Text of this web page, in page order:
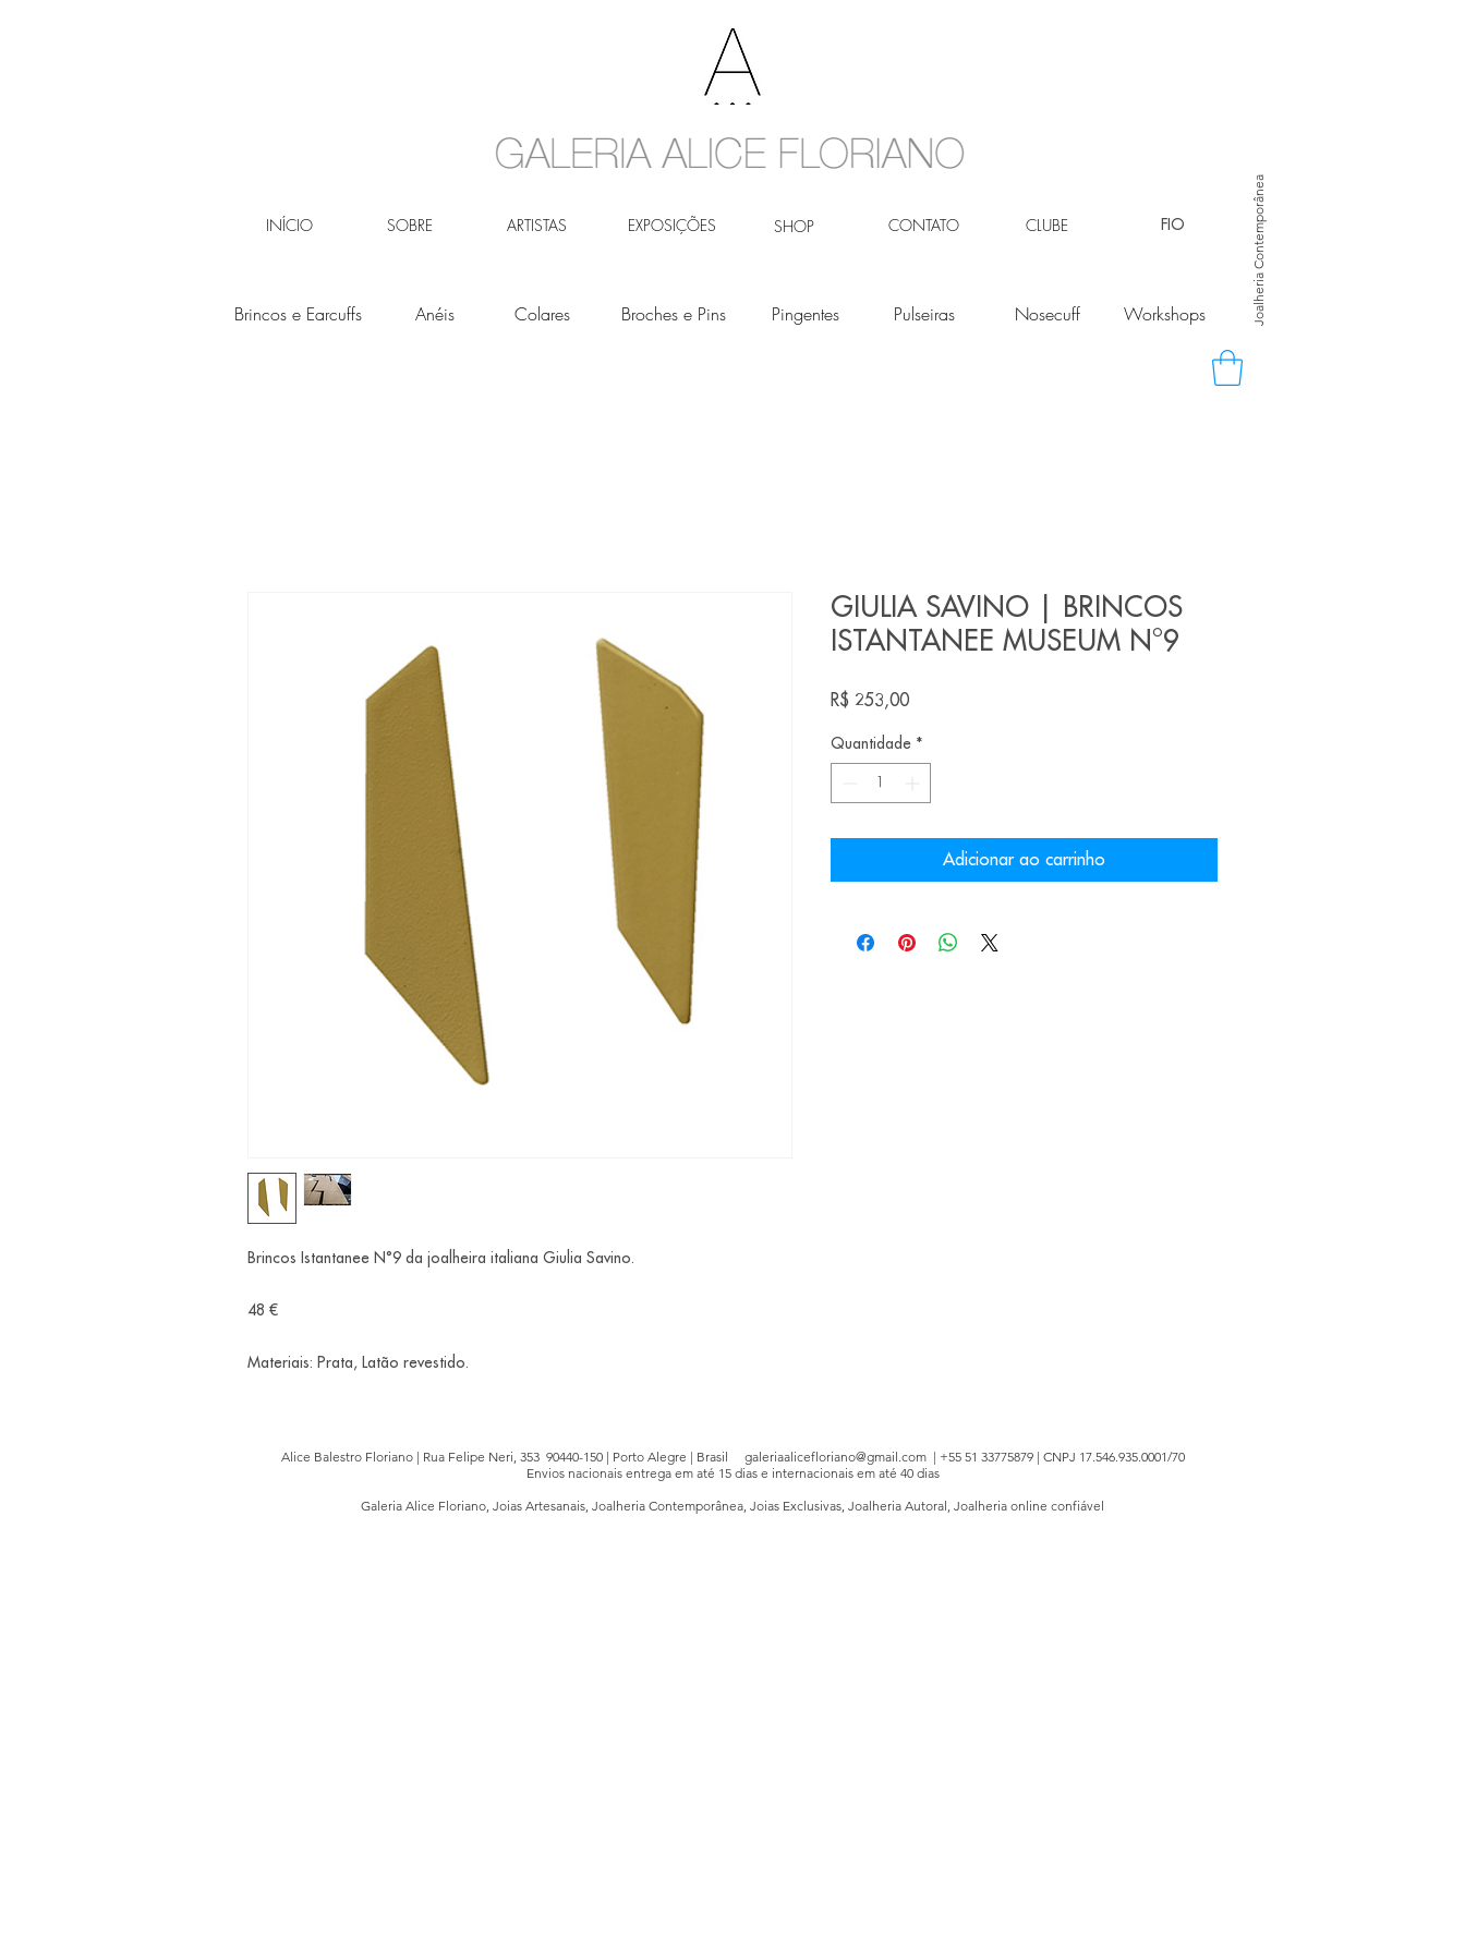
INÍCIO SOBRE ARTISTAS EXPOSIÇÕES SHOP CONTATO CLUBE Joalheria Contemporânea
FIO
Brincos e Earcuffs Anéis Colares Broches e Pins Pingentes Pulseiras Nosecuff Workshops
Brincos Istantanee N°9 da joalheira italiana Giulia Savino.
48 €
Materiais: Prata, Latão revestido.
GIULIA SAVINO | BRINCOS
ISTANTANEE MUSEUM N°9
R$ 253,00Preço
Quantidade *
Adicionar ao carrinho
Alice Balestro Floriano | Rua Felipe Neri, 353 90440-150 | Porto Alegre | Brasil galeriaalicefloriano@gmail.com| +55 51 33775879 | CNPJ 17.546.935.0001/70
Envios nacionais entrega em até 15 dias e internacionais em até 40 dias
Galeria Alice Floriano, Joias Artesanais, Joalheria Contemporânea, Joias Exclusivas, Joalheria Autoral, Joalheria online confiável